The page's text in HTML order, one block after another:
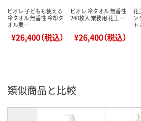
ビオレ 子どもも使える
冷タオル 無香性 冷却タ
オル業…
¥26,400（税込）
ビオレ 冷タオル 無香性
240枚入 業務用 花王 …
¥26,400（税込）
花
ン
類似商品と比較